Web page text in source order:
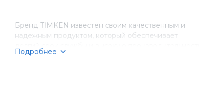
Бренд TIMKEN известен своим качественным и
надежным продуктом, который обеспечивает
оборудования. Компания имеет более чем
Подробнее